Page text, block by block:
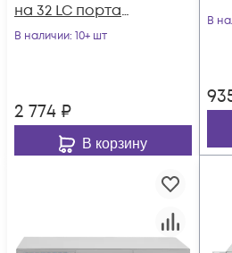
на 32 LC порта
(комплект с
В наличии: 10+ шт
2 774 ₽
В корзину
В